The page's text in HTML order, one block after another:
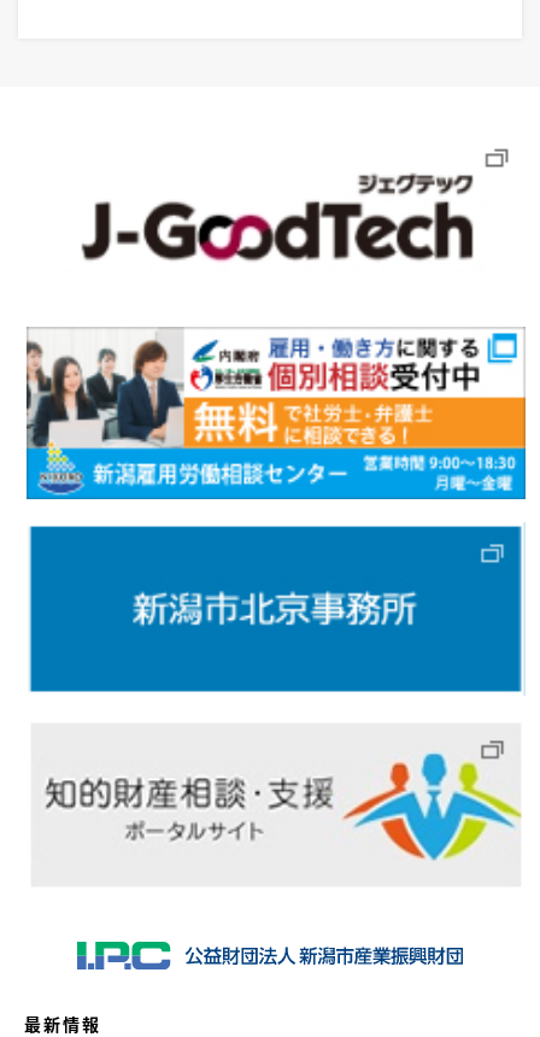
最新情報